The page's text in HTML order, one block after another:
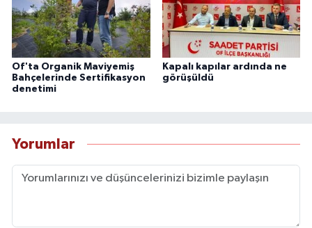
Of'ta Organik Maviyemiş
Bahçelerinde Sertifikasyon
denetimi
Kapalı kapılar ardında ne
görüşüldü
Yorumlar